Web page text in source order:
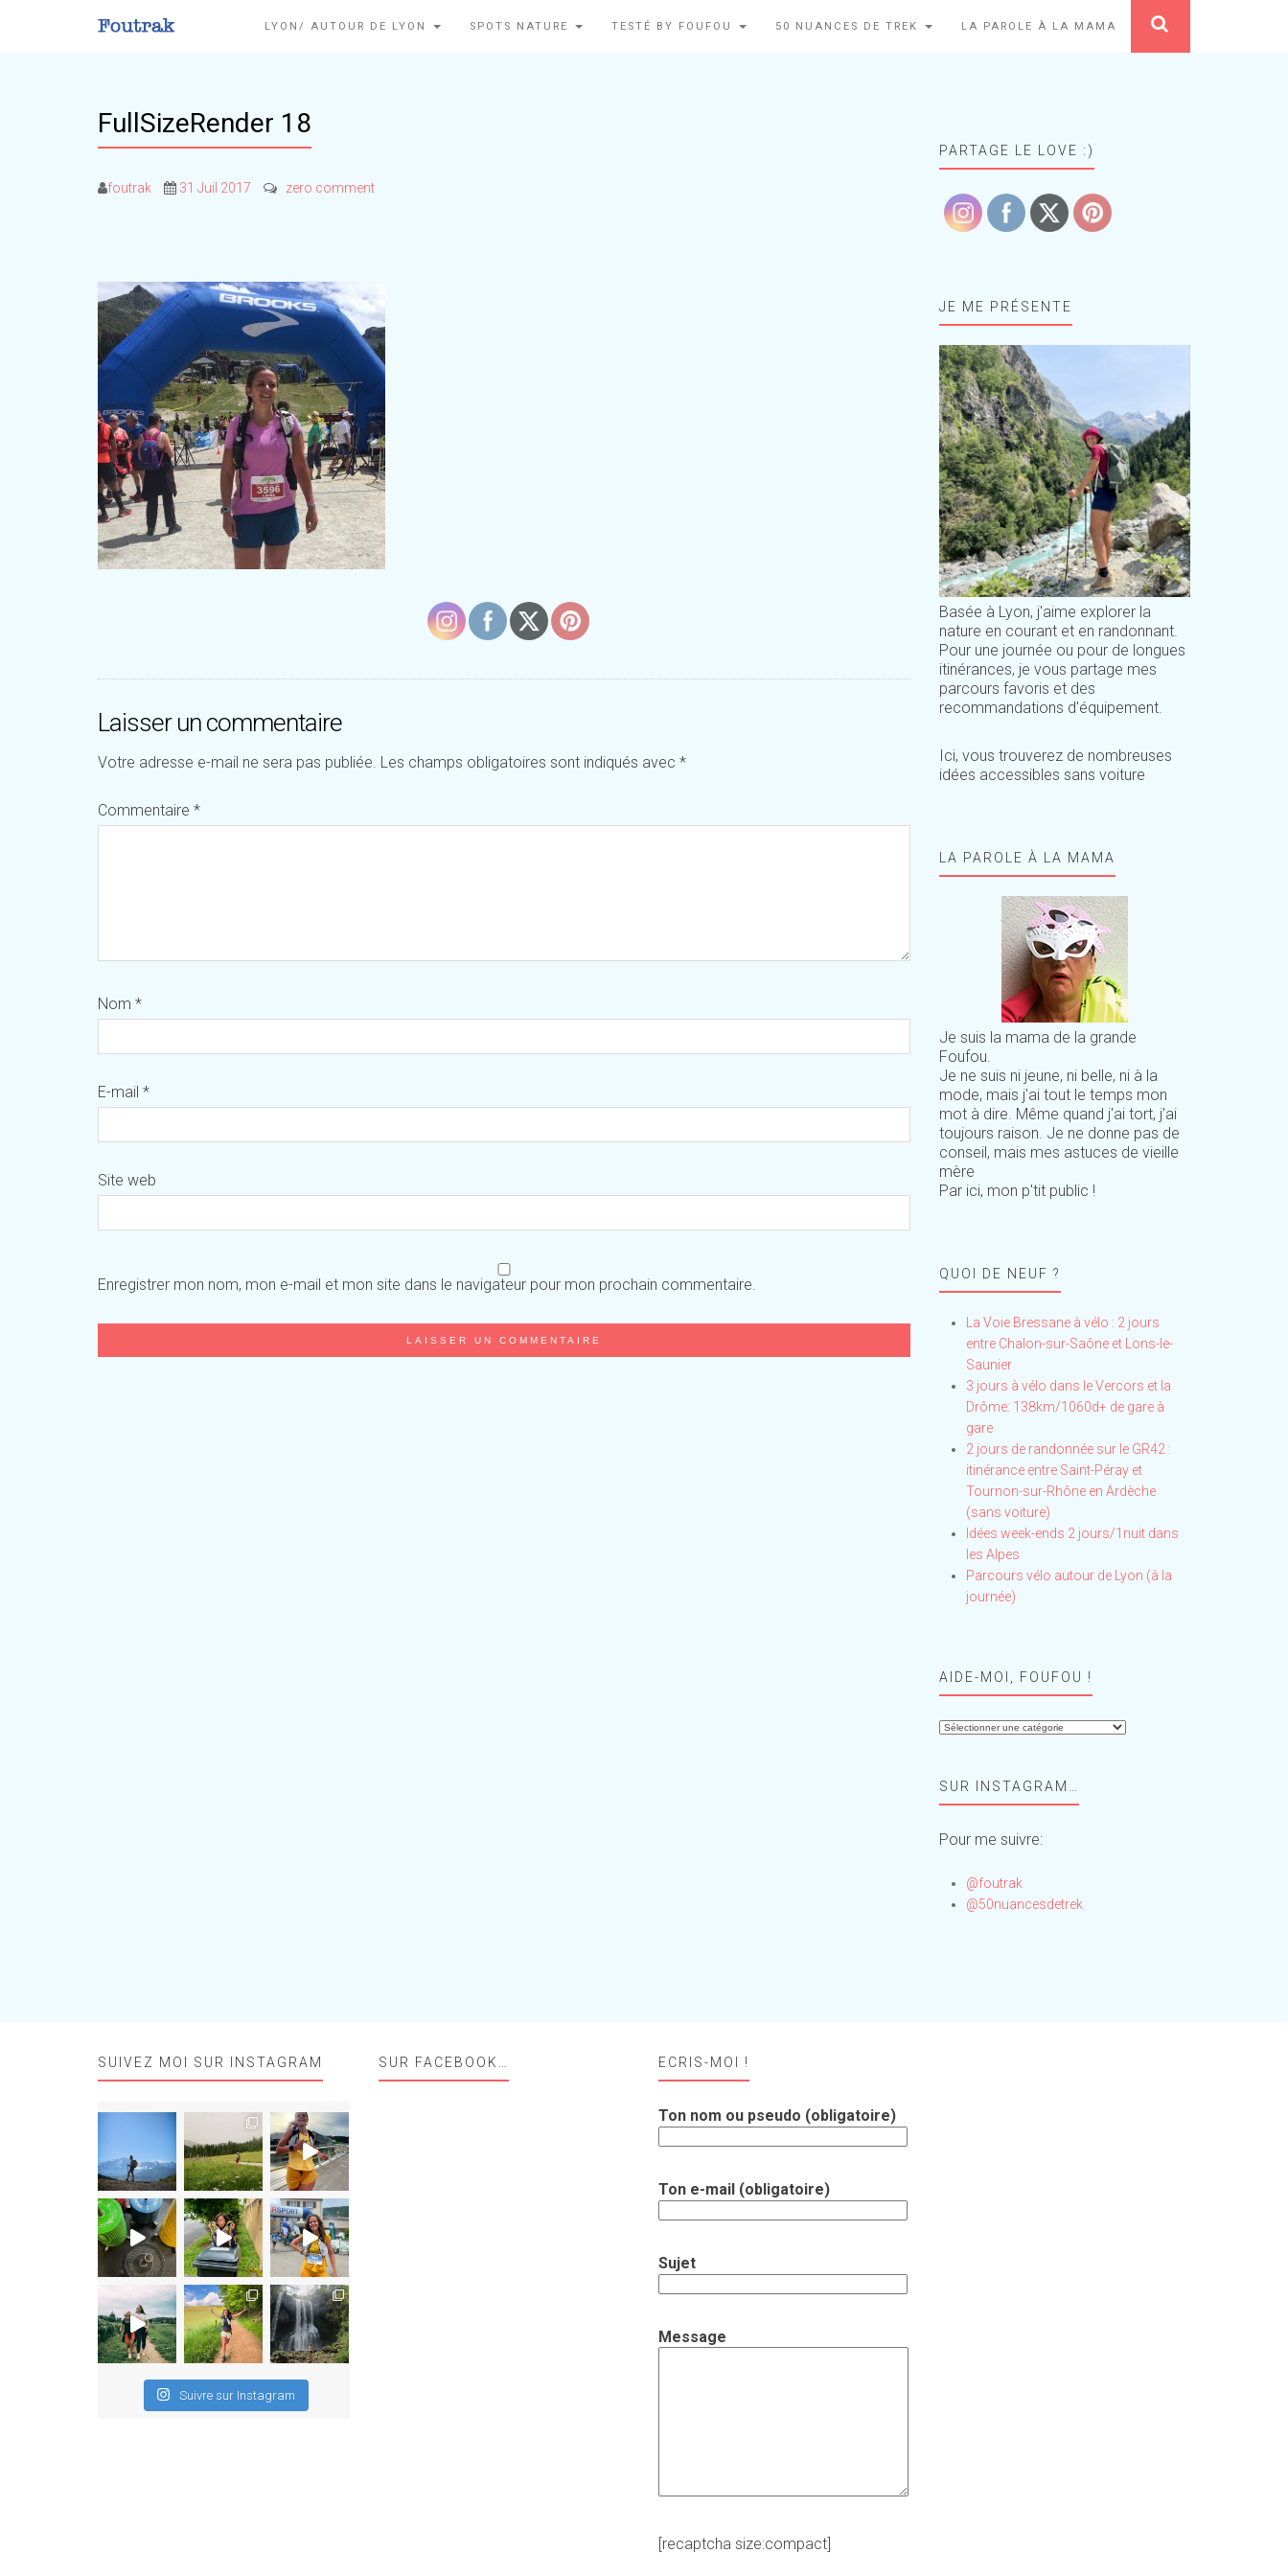
LYON/ AUTOUR DE LYON SPOTS NATURE TESTÉ BY FOUFOU 50 NUANCES DE TREK LA PAROLE À LA MAMA
FullSizeRender 18
foutrak 31 Juil 2017 zero comment
Laisser un commentaire
Votre adresse e-mail ne sera pas publiée. Les champs obligatoires sont indiqués avec *
Commentaire *
Nom *
E-mail *
Site web
Enregistrer mon nom, mon e-mail et mon site dans le navigateur pour mon prochain commentaire.
PARTAGE LE LOVE :)
JE ME PRÉSENTE
Basée à Lyon, j'aime explorer la
nature en courant et en randonnant.
Pour une journée ou pour de longues
itinérances, je vous partage mes
parcours favoris et des
recommandations d'équipement.
Ici, vous trouverez de nombreuses
idées accessibles sans voiture
LA PAROLE À LA MAMA
Je suis la mama de la grande
Foufou.
Je ne suis ni jeune, ni belle, ni à la
mode, mais j'ai tout le temps mon
mot à dire. Même quand j'ai tort, j'ai
toujours raison. Je ne donne pas de
conseil, mais mes astuces de vieille
mère
Par ici, mon p'tit public !
QUOI DE NEUF ?
La Voie Bressane à vélo : 2 jours
entre Chalon-sur-Saône et Lons-le-
Saunier
3 jours à vélo dans le Vercors et la
Drôme: 138km/1060d+ de gare à
gare
2 jours de randonnée sur le GR42 :
itinérance entre Saint-Péray et
Tournon-sur-Rhône en Ardèche
(sans voiture)
Idées week-ends 2 jours/1nuit dans
les Alpes
Parcours vélo autour de Lyon (à la
journée)
AIDE-MOI, FOUFOU !
Aide-
!SUR INSTAGRAM…
Pour me suivre:
@foutrak
@50nuancesdetrek
SUIVEZ MOI SUR INSTAGRAM
Suivre sur Instagram
SUR FACEBOOK… ECRIS-MOI !
Ton nom ou pseudo (obligatoire)
Ton e-mail (obligatoire)
Sujet
Message
[recaptcha size:compact]